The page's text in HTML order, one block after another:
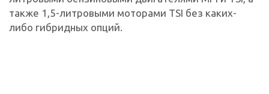
также 1,5-литровыми моторами TSI без каких-
либо гибридных опций.